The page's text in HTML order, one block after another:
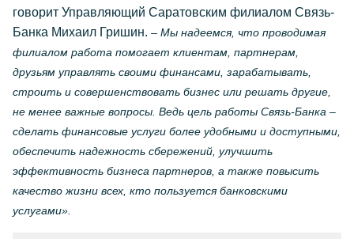
говорит Управляющий Саратовским филиалом Связь-
Банка Михаил Гришин. – Мы надеемся, что проводимая
филиалом работа помогает клиентам, партнерам,
друзьям управлять своими финансами, зарабатывать,
строить и совершенствовать бизнес или решать другие,
не менее важные вопросы. Ведь цель работы Связь-Банка –
сделать финансовые услуги более удобными и доступными,
обеспечить надежность сбережений, улучшить
эффективность бизнеса партнеров, а также повысить
качество жизни всех, кто пользуется банковскими
услугами».